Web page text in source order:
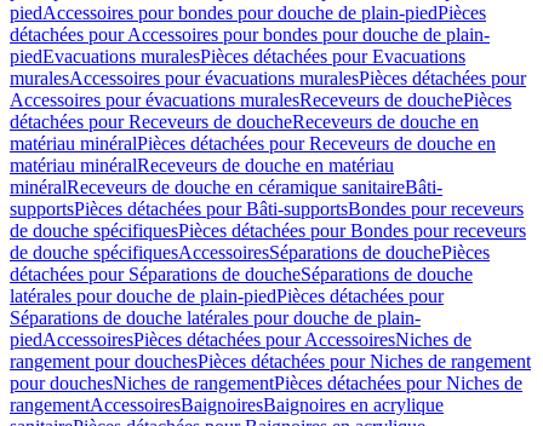
piedAccessoires pour bondes pour douche de plain-piedPièces
détachées pour Accessoires pour bondes pour douche de plain-
piedEvacuations muralesPièces détachées pour Evacuations
muralesAccessoires pour évacuations muralesPièces détachées pour
Accessoires pour évacuations muralesReceveurs de douchePièces
détachées pour Receveurs de doucheReceveurs de douche en
matériau minéralPièces détachées pour Receveurs de douche en
matériau minéralReceveurs de douche en matériau
minéralReceveurs de douche en céramique sanitaireBâti-
supportsPièces détachées pour Bâti-supportsBondes pour receveurs
de douche spécifiquesPièces détachées pour Bondes pour receveurs
de douche spécifiquesAccessoiresSéparations de douchePièces
détachées pour Séparations de doucheSéparations de douche
latérales pour douche de plain-piedPièces détachées pour
Séparations de douche latérales pour douche de plain-
piedAccessoiresPièces détachées pour AccessoiresNiches de
rangement pour douchesPièces détachées pour Niches de rangement
pour douchesNiches de rangementPièces détachées pour Niches de
rangementAccessoiresBaignoiresBaignoires en acrylique